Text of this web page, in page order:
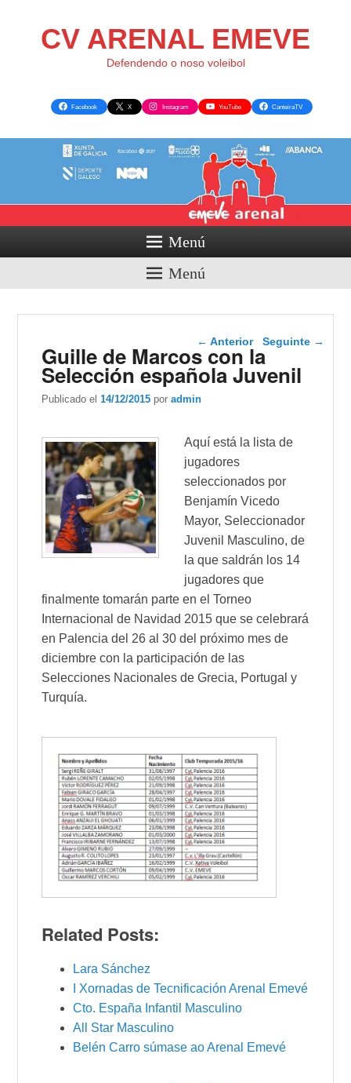
CV ARENAL EMEVE
Defendendo o noso voleibol
Facebook X Instagram YouTube CanteiraTV
Menú
Menú
Navegador de artigos
← Anterior Seguinte →
Guille de Marcos con la
Selección española Juvenil
Publicado el14/12/2015 poradmin
Aquí está la lista de
jugadores
seleccionados por
Benjamín Vicedo
Mayor, Seleccionador
Juvenil Masculino, de
la que saldrán los 14
jugadores que
finalmente tomarán parte en el Torneo
Internacional de Navidad 2015 que se celebrará
en Palencia del 26 al 30 del próximo mes de
diciembre con la participación de las
Selecciones Nacionales de Grecia, Portugal y
Turquía.
Related Posts:
Lara Sánchez
I Xornadas de Tecnificación Arenal Emevé
Cto. España Infantil Masculino
All Star Masculino
Belén Carro súmase ao Arenal Emevé